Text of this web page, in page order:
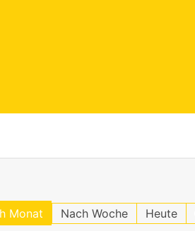
Monat Nach Woche Heute